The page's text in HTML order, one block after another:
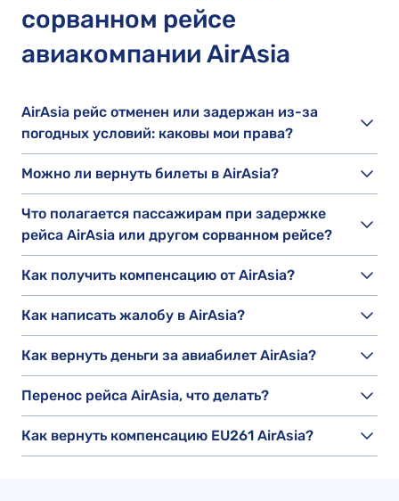
сорванном рейсе
авиакомпании AirAsia
AirAsia рейс отменен или задержан из-за
погодных условий: каковы мои права?
Можно ли вернуть билеты в AirAsia?
Что полагается пассажирам при задержке
рейса AirAsia или другом сорванном рейсе?
Как получить компенсацию от AirAsia?
Как написать жалобу в AirAsia?
Как вернуть деньги за авиабилет AirAsia?
Перенос рейса AirAsia, что делать?
Как вернуть компенсацию EU261 AirAsia?